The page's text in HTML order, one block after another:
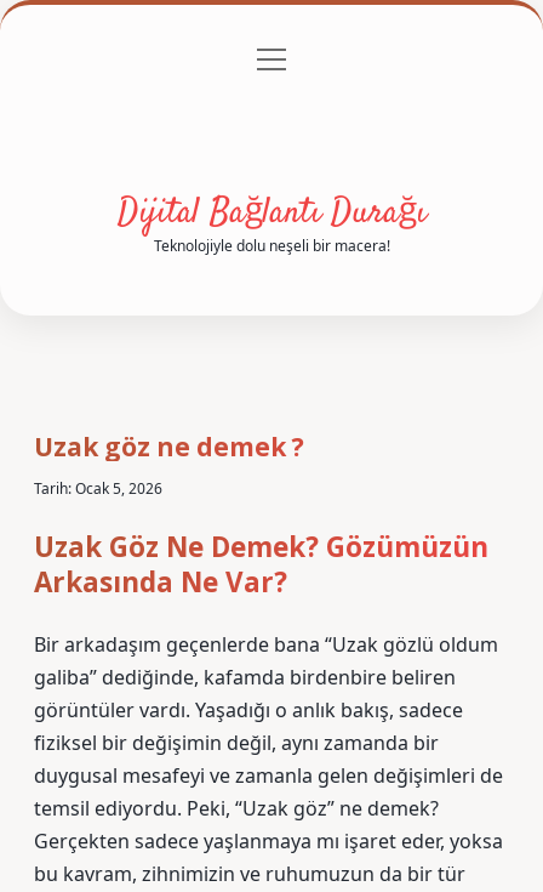
Gizlilik Politikası
menüyü
Dijital Bağlantı Durağı
Teknolojiyle dolu neşeli bir macera!
Uzak göz ne demek ?
Tarih: Ocak 5, 2026
Uzak Göz Ne Demek? Gözümüzün
Arkasında Ne Var?
Bir arkadaşım geçenlerde bana “Uzak gözlü oldum
galiba” dediğinde, kafamda birdenbire beliren
görüntüler vardı. Yaşadığı o anlık bakış, sadece
fiziksel bir değişimin değil, aynı zamanda bir
duygusal mesafeyi ve zamanla gelen değişimleri de
temsil ediyordu. Peki, “Uzak göz” ne demek?
Gerçekten sadece yaşlanmaya mı işaret eder, yoksa
bu kavram, zihnimizin ve ruhumuzun da bir tür